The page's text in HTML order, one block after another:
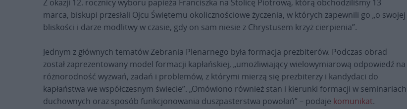
Z okazji 12. rocznicy wyboru papieża Franciszka na Stolicę Piotrową, którą obchodziliśmy 13
marca, biskupi przesłali Ojcu Świętemu okolicznościowe życzenia, w których zapewnili go „o swojej
bliskości i darze modlitwy w czasie, gdy on sam niesie z Chrystusem krzyż cierpienia”.
Jednym z głównych tematów Zebrania Plenarnego była formacja prezbiterów. Podczas obrad
został zaprezentowany model formacji kapłańskiej, „umożliwiający wielowymiarową odpowiedź na
różnorodność wyzwań, zadań i problemów, z którymi mierzą się prezbiterzy i kandydaci do
kapłaństwa we współczesnym świecie”. „Omówiono również stan i kierunki formacji w seminariach
duchownych oraz sposób funkcjonowania duszpasterstwa powołań” – podaje komunikat.